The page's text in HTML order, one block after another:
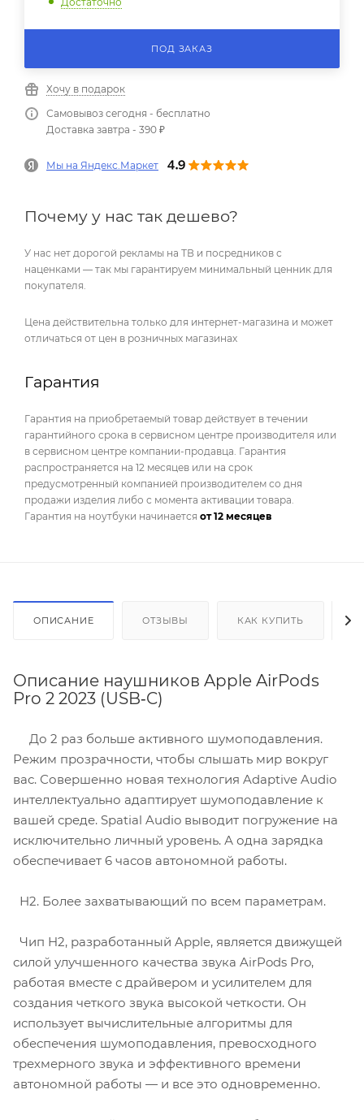
ПОД ЗАКАЗ
Хочу в подарок
Самовывоз сегодня - бесплатно
Доставка завтра - 390 ₽
Мы на Яндекс.Маркет
Почему у нас так дешево?
У нас нет дорогой рекламы на ТВ и посредников с
наценками — так мы гарантируем минимальный ценник для
покупателя.
Цена действительна только для интернет-магазина и может
отличаться от цен в розничных магазинах
Гарантия
Гарантия на приобретаемый товар действует в течении
гарантийного срока в сервисном центре производителя или
в сервисном центре компании-продавца. Гарантия
распространяется на 12 месяцев или на срок
предусмотренный компанией производителем со дня
продажи изделия либо с момента активации товара.
Гарантия на ноутбуки начинается от 12 месяцев
ОПИСАНИЕ ОТЗЫВЫ КАК КУПИТЬ
Описание наушников Apple AirPods
Pro 2 2023 (USB‑C)
До 2 раз больше активного шумоподавления.
Режим прозрачности, чтобы слышать мир вокруг
вас. Совершенно новая технология Adaptive Audio
интеллектуально адаптирует шумоподавление к
вашей среде. Spatial Audio выводит погружение на
исключительно личный уровень. А одна зарядка
обеспечивает 6 часов автономной работы.
Н2. Более захватывающий по всем параметрам.
Чип H2, разработанный Apple, является движущей
силой улучшенного качества звука AirPods Pro,
работая вместе с драйвером и усилителем для
создания четкого звука высокой четкости. Он
использует вычислительные алгоритмы для
обеспечения шумоподавления, превосходного
трехмерного звука и эффективного времени
автономной работы — и все это одновременно.